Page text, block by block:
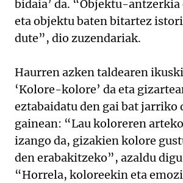
bidaia’ da. “Objektu-antzerkia
eta objektu baten bitartez
dute”, dio zuzendariak.
Haurren azken taldearen
‘Kolore-kolore’ da eta
eztabaidatu den gai bat jarriko
gainean: “Lau koloreren
izango da, gizakien kolore
den erabakitzeko”, azaldu
“Horrela, koloreekin eta